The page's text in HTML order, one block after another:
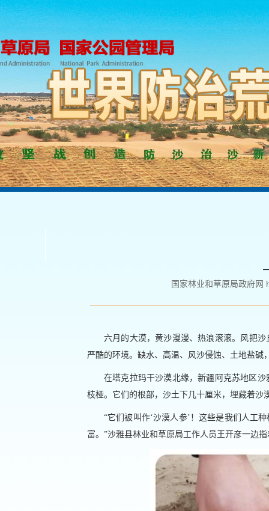
国家林业和草原局政府网
六月的大漠，黄沙漫漫、热浪滚滚。风把
严酷的环境。缺水、高温、风沙侵蚀、土地盐碱
在塔克拉玛干沙漠北缘，新疆阿克苏地区
枝桠。它们的根部，沙土下几十厘米，埋藏着
“它们被叫作‘沙漠人参’！这些是我们人工
富。”沙雅县林业和草原局工作人员王开彦一边